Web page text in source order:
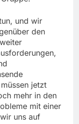
und wir
den
jetzt
mehr in den
mit einer
uns auf